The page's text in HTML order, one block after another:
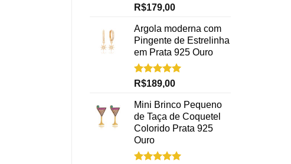
Avaliação
5.00
de 5
R$179,00
Argola moderna com
Pingente de Estrelinha
em Prata 925 Ouro
Avaliação
5.00
de 5
R$189,00
Mini Brinco Pequeno
de Taça de Coquetel
Colorido Prata 925
Ouro